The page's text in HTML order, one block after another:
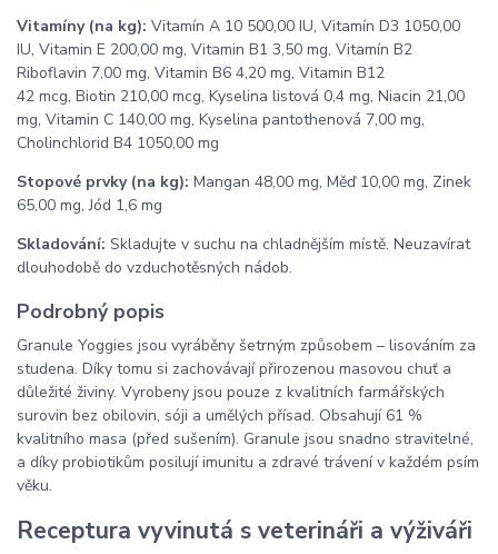
Vitamíny (na kg): Vitamín A 10 500,00 IU, Vitamín D3 1050,00
IU, Vitamin E 200,00 mg, Vitamin B1 3,50 mg, Vitamín B2
Riboflavin 7,00 mg, Vitamin B6 4,20 mg, Vitamin B12
42 mcg, Biotin 210,00 mcg, Kyselina listová 0,4 mg, Niacin 21,00
mg, Vitamin C 140,00 mg, Kyselina pantothenová 7,00 mg,
Cholinchlorid B4 1050,00 mg
Stopové prvky (na kg): Mangan 48,00 mg, Měď 10,00 mg, Zinek
65,00 mg, Jód 1,6 mg
Skladování: Skladujte v suchu na chladnějším místě. Neuzavírat
dlouhodobě do vzduchotěsných nádob.
Podrobný popis
Granule Yoggies jsou vyráběny šetrným způsobem – lisováním za
studena. Díky tomu si zachovávají přirozenou masovou chuť a
důležité živiny. Vyrobeny jsou pouze z kvalitních farmářských
surovin bez obilovin, sóji a umělých přísad. Obsahují 61 %
kvalitního masa (před sušením). Granule jsou snadno stravitelné,
a díky probiotikům posilují imunitu a zdravé trávení v každém psím
věku.
Receptura vyvinutá s veterináři a výživáři